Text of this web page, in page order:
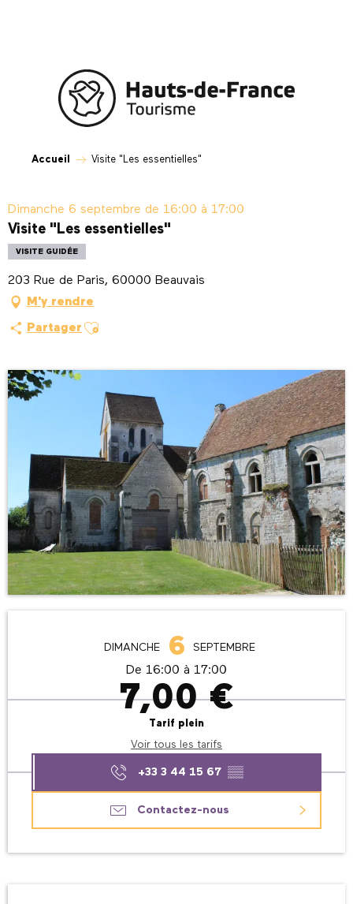
Accueil Visite "Les essentielles"
Dimanche 6 septembre de 16:00 à 17:00
Visite "Les essentielles"
VISITE GUIDÉE
203 Rue de Paris, 60000 Beauvais
M'y rendre
Partager Ajouter aux favoris
DIMANCHE 6 SEPTEMBRE
De 16:00 à 17:00
7,00 €
Tarif plein
Voir tous les tarifs
+33 3 44 15 67 ▒▒
Contactez-nous